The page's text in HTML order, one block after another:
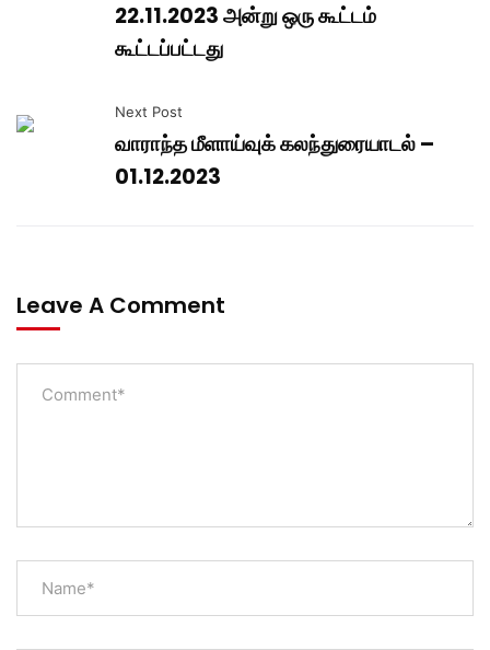
22.11.2023 அன்று ஒரு கூட்டம்
கூட்டப்பட்டது
Next Post
வாராந்த மீளாய்வுக் கலந்துரையாடல் –
01.12.2023
Leave A Comment